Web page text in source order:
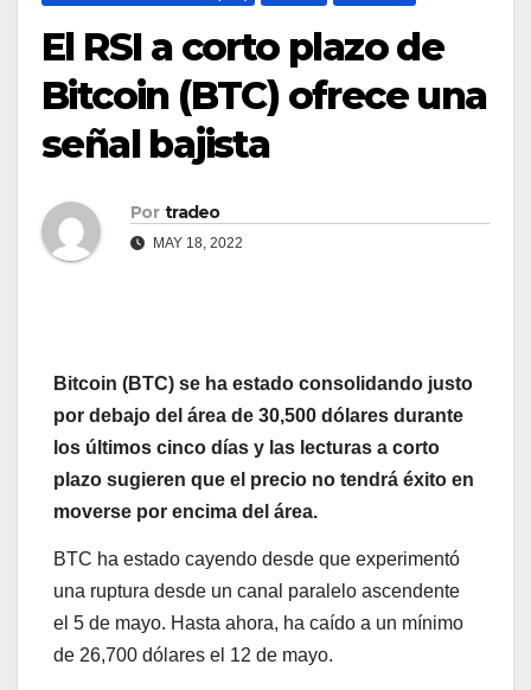
El RSI a corto plazo de
Bitcoin (BTC) ofrece una
señal bajista
Por tradeo
MAY 18, 2022
Bitcoin (BTC) se ha estado consolidando justo
por debajo del área de 30,500 dólares durante
los últimos cinco días y las lecturas a corto
plazo sugieren que el precio no tendrá éxito en
moverse por encima del área.
BTC ha estado cayendo desde que experimentó
una ruptura desde un canal paralelo ascendente
el 5 de mayo. Hasta ahora, ha caído a un mínimo
de 26,700 dólares el 12 de mayo.